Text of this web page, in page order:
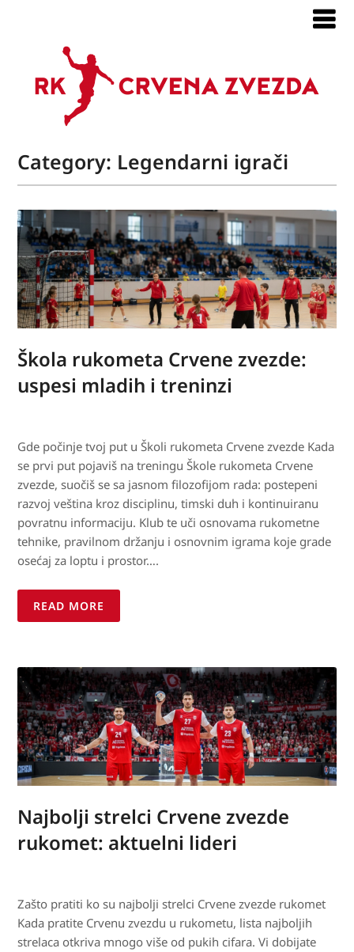
Category: Legendarni igrači
Škola rukometa Crvene zvezde:
uspesi mladih i treninzi
Gde počinje tvoj put u Školi rukometa Crvene zvezde Kada
se prvi put pojaviš na treningu Škole rukometa Crvene
zvezde, suočiš se sa jasnom filozofijom rada: postepeni
razvoj veština kroz disciplinu, timski duh i kontinuiranu
povratnu informaciju. Klub te uči osnovama rukometne
tehnike, pravilnom držanju i osnovnim igrama koje grade
osećaj za loptu i prostor….
READ MORE
Najbolji strelci Crvene zvezde
rukomet: aktuelni lideri
Zašto pratiti ko su najbolji strelci Crvene zvezde rukomet
Kada pratite Crvenu zvezdu u rukometu, lista najboljih
strelaca otkriva mnogo više od pukih cifara. Vi dobijate